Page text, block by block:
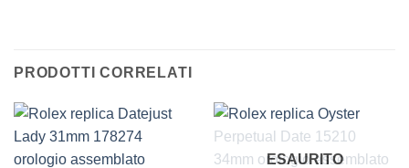
PRODOTTI CORRELATI
ESAURITO